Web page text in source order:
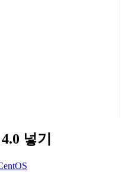
넣기